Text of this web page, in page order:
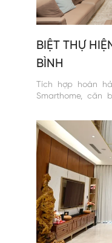
BIỆT THỰ
BÌNH
Tích hợp hoàn
Smarthome, căn
bình yên, an lành,